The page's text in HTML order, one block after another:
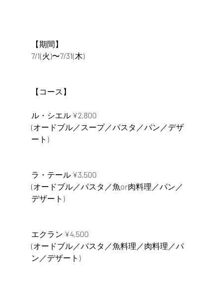
【期間】
7/1(火)〜7/31(木)
【コース】
ル・シエル ¥2,800
(オードブル／スープ／パスタ／パン／デザ
ート)
ラ・テール ¥3,500
(オードブル／パスタ／魚or肉料理／パン／
デザート)
エクラン ¥4,500
(オードブル／パスタ／魚料理／肉料理／パ
ン／デザート)